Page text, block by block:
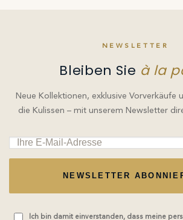
NEWSLETTER
Bleiben Sie à la
Neue Kollektionen, exklusive Vorverkäufe
die Kulissen – mit unserem Newsletter
NEWSLETTER
Ich bin damit einverstanden, dass meine